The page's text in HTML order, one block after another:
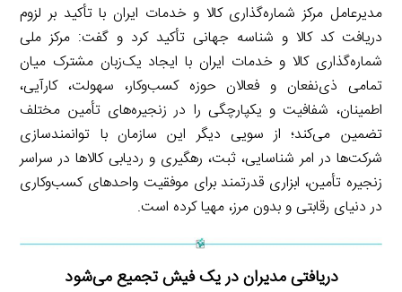
مدیرعامل مرکز شماره‌گذاری کالا و خدمات ایران با تأکید بر لزوم
دریافت کد کالا و شناسه جهانی تأکید کرد و گفت: مرکز ملی
شماره‌گذاری کالا و خدمات ایران با ایجاد یک‌زبان مشترک میان
تمامی ذی‌نفعان و فعالان حوزه کسب‌وکار، سهولت، کارآیی،
اطمینان، شفافیت و یکپارچگی را در زنجیره‌های تأمین مختلف
تضمین می‌کند؛ از سویی دیگر این سازمان با توانمندسازی
شرکت‌ها در امر شناسایی، ثبت، رهگیری و ردیابی کالاها در سراسر
زنجیره تأمین، ابزاری قدرتمند برای موفقیت واحدهای کسب‌وکاری
در دنیای رقابتی و بدون مرز، مهیا کرده است.
دریافتی مدیران در یک فیش تجمیع می‌شود